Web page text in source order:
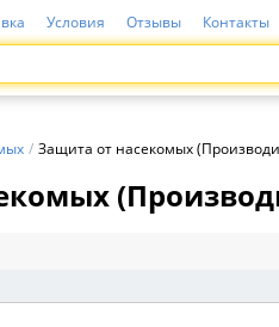
Условия Отзывы Контакты
/ Защита от насекомых